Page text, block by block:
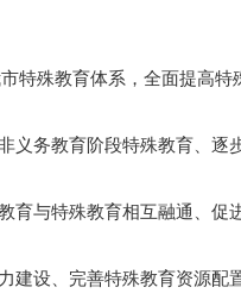
殊教育体系，全面提高特
务教育阶段特殊教育、逐
与特殊教育相互融通、促
设、完善特殊教育资源配